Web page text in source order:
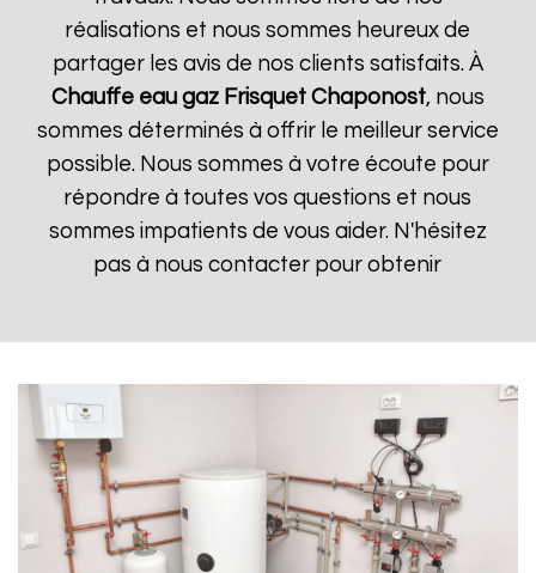
réalisations et nous sommes heureux de
partager les avis de nos clients satisfaits. À
Chauffe eau gaz Frisquet Chaponost, nous
sommes déterminés à offrir le meilleur service
possible. Nous sommes à votre écoute pour
répondre à toutes vos questions et nous
sommes impatients de vous aider. N'hésitez
pas à nous contacter pour obtenir